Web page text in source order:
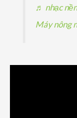
♬ nhạc
Máy nông